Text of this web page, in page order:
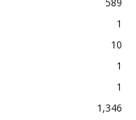
1
10
1
1
1,346